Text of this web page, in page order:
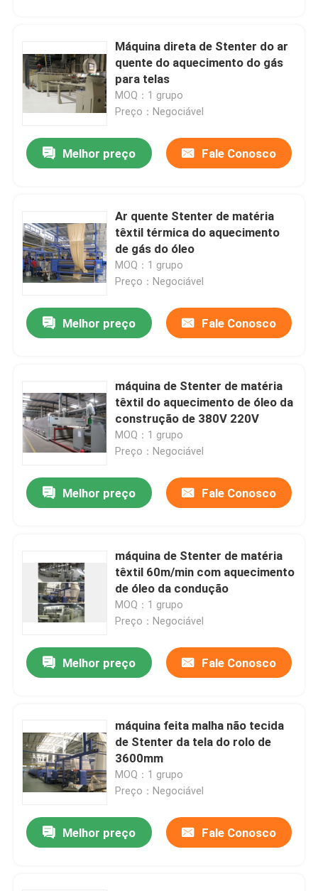
Casa
Sobre nós
Controle da qualidade
notícia
Peça umas citações
stenter do ajuste do calor
Máquina de Stenter do ar quente
máquina do stenter de matéria têxtil
Máquina de revestimento de matéria têxtil
Máquina de impressão giratória da tela
Máquina do navio do laço
Máquina direta de Stenter do ar
quente do aquecimento do gás
para telas
MOQ：1 grupo
Preço：Negociável
Melhor preço Fale Conosco
Ar quente Stenter de matéria
têxtil térmica do aquecimento
de gás do óleo
MOQ：1 grupo
Preço：Negociável
Melhor preço Fale Conosco
máquina de Stenter de matéria
têxtil do aquecimento de óleo da
construção de 380V 220V
MOQ：1 grupo
Preço：Negociável
Melhor preço Fale Conosco
máquina de Stenter de matéria
têxtil 60m/min com aquecimento
de óleo da condução
MOQ：1 grupo
Preço：Negociável
Melhor preço Fale Conosco
máquina feita malha não tecida
de Stenter da tela do rolo de
3600mm
MOQ：1 grupo
Preço：Negociável
Melhor preço Fale Conosco